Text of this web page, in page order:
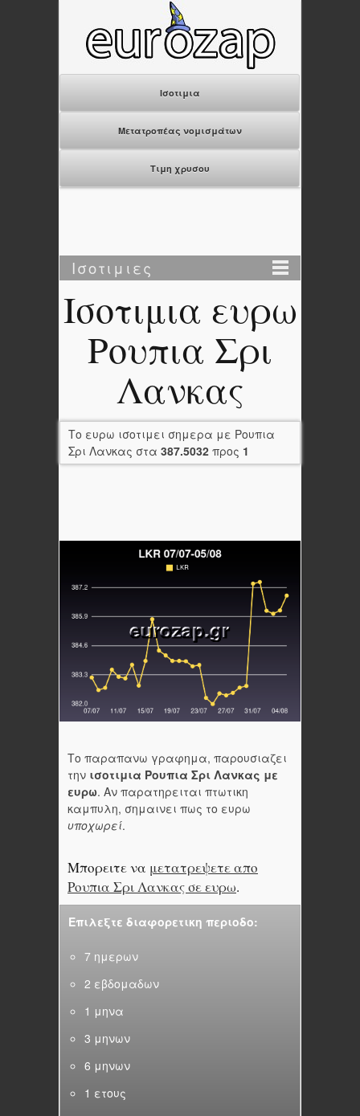
Ισοτιμια
Μετατροπέας νομισμάτων
Τιμη χρυσου
Ισοτιμιες
Ισοτιμια ευρω
Ρουπια Σρι
Λανκας
Το ευρω ισοτιμει σημερα με Ρουπια
Σρι Λανκας στα 387.5032 προς 1
Το παραπανω γραφημα, παρουσιαζει
την ισοτιμια Ρουπια Σρι Λανκας με
ευρω. Αν παρατηρειται πτωτικη
καμπυλη, σημαινει πως το ευρω
υποχωρεί.
Μπορειτε να μετατρεψετε απο
Ρουπια Σρι Λανκας σε ευρω.
Επιλεξτε διαφορετικη περιοδο:
7 ημερων
2 εβδομαδων
1 μηνα
3 μηνων
6 μηνων
1 ετους